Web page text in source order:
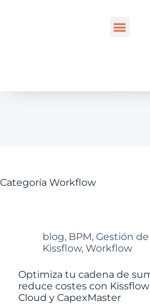
Categoría Workflow
blog, BPM, Gestión
Kissflow, Workflow
Optimiza tu cadena de
reduce costes con
Cloud y CapexMaster